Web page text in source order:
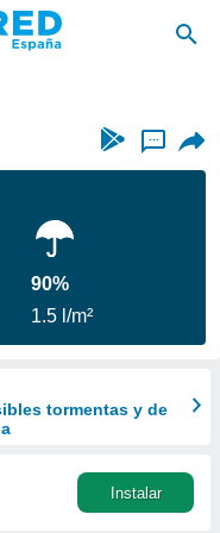
...
90%
1.5 l/m²
tormentas y de
Instalar